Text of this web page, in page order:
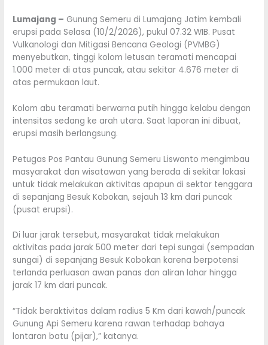
Lumajang – Gunung Semeru di Lumajang Jatim kembali
erupsi pada Selasa (10/2/2026), pukul 07.32 WIB. Pusat
Vulkanologi dan Mitigasi Bencana Geologi (PVMBG)
menyebutkan, tinggi kolom letusan teramati mencapai
1.000 meter di atas puncak, atau sekitar 4.676 meter di
atas permukaan laut.
Kolom abu teramati berwarna putih hingga kelabu dengan
intensitas sedang ke arah utara. Saat laporan ini dibuat,
erupsi masih berlangsung.
Petugas Pos Pantau Gunung Semeru Liswanto mengimbau
masyarakat dan wisatawan yang berada di sekitar lokasi
untuk tidak melakukan aktivitas apapun di sektor tenggara
di sepanjang Besuk Kobokan, sejauh 13 km dari puncak
(pusat erupsi).
Di luar jarak tersebut, masyarakat tidak melakukan
aktivitas pada jarak 500 meter dari tepi sungai (sempadan
sungai) di sepanjang Besuk Kobokan karena berpotensi
terlanda perluasan awan panas dan aliran lahar hingga
jarak 17 km dari puncak.
“Tidak beraktivitas dalam radius 5 Km dari kawah/puncak
Gunung Api Semeru karena rawan terhadap bahaya
lontaran batu (pijar),” katanya.